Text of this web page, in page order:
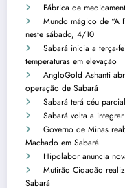
Fábrica de
Mundo mágico de “A
neste sábado, 4/10
Sabará inicia a terça-
temperaturas em elevação
AngloGold Ashanti
operação de Sabará
Sabará terá céu
Sabará volta a
Governo de Minas
Machado em Sabará
Hipolabor anuncia
Mutirão Cidadão
Sabará